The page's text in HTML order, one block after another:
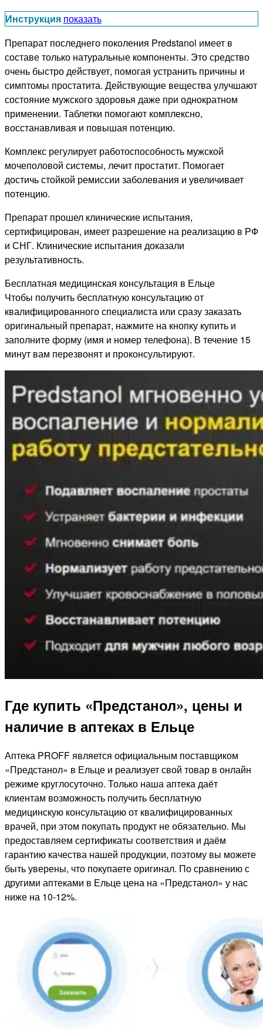
Инструкция показать
Препарат последнего поколения Predstanol имеет в
составе только натуральные компоненты. Это средство
очень быстро действует, помогая устранить причины и
симптомы простатита. Действующие вещества улучшают
состояние мужского здоровья даже при однократном
применении. Таблетки помогают комплексно,
восстанавливая и повышая потенцию.
Комплекс регулирует работоспособность мужской
мочеполовой системы, лечит простатит. Помогает
достичь стойкой ремиссии заболевания и увеличивает
потенцию.
Препарат прошел клинические испытания,
сертифицирован, имеет разрешение на реализацию в РФ
и СНГ. Клинические испытания доказали
результативность.
Бесплатная медицинская консультация в Ельце
Чтобы получить бесплатную консультацию от
квалифицированного специалиста или сразу заказать
оригинальный препарат, нажмите на кнопку купить и
заполните форму (имя и номер телефона). В течение 15
минут вам перезвонят и проконсультируют.
Где купить «Предстанол», цены и
наличие в аптеках в Ельце
Аптека PROFF является официальным поставщиком
«Предстанол» в Ельце и реализует свой товар в онлайн
режиме круглосуточно. Только наша аптека даёт
клиентам возможность получить бесплатную
медицинскую консультацию от квалифицированных
врачей, при этом покупать продукт не обязательно. Мы
предоставляем сертификаты соответствия и даём
гарантию качества нашей продукции, поэтому вы можете
быть уверены, что покупаете оригинал. По сравнению с
другими аптеками в Ельце цена на «Предстанол» у нас
ниже на 10-12%.